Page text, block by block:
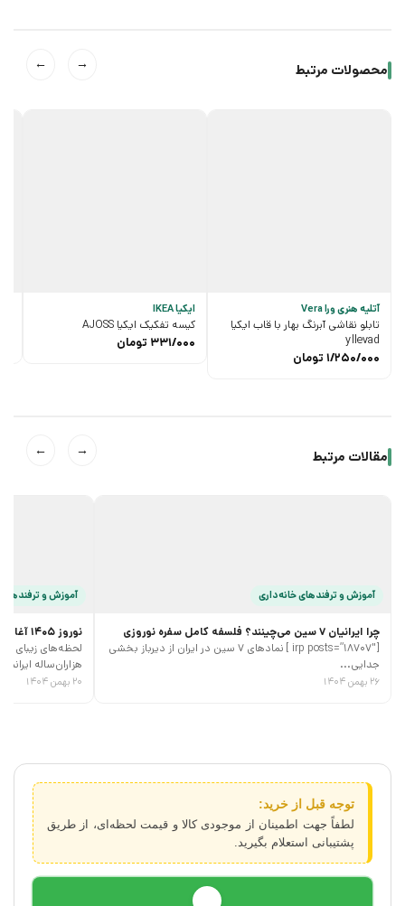
محصولات مرتبط →
←
آتلیه هنری ورا Vera
تابلو نقاشی آبرنگ بهار با قاب ایکیا
yllevad
1/250/000 تومان
ایکیا IKEA
کیسه تفکیک ایکیا AJOSS
331/000 تومان
مقالات مرتبط →
←
آموزش و ترفند‌های خانه‌داری
چرا ایرانیان 7 سین می‌چینند؟ فلسفه کامل سفره نوروزی
[irp posts=”18707″ ] نمادهای 7 سین در ایران از دیرباز بخشی
جدایی...
۲۶ بهمن ۱۴۰۴
آموزش و
نوروز 1405 آغازی پر جنب و جوش
هزاران‌ساله
۲۰ بهمن ۱۴۰۴
توجه قبل از خرید:
لطفاً جهت اطمینان از موجودی کالا و قیمت لحظه‌ای، از طریق
پشتیبانی استعلام بگیرید.